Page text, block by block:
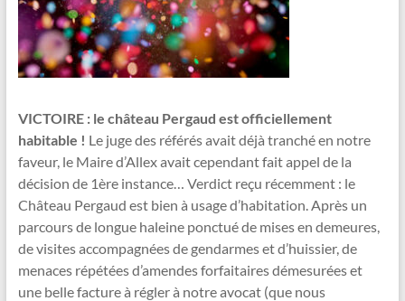
VICTOIRE : le château Pergaud est officiellement
habitable ! Le juge des référés avait déjà tranché en notre
faveur, le Maire d’Allex avait cependant fait appel de la
décision de 1ère instance… Verdict reçu récemment : le
Château Pergaud est bien à usage d’habitation. Après un
parcours de longue haleine ponctué de mises en demeures,
de visites accompagnées de gendarmes et d’huissier, de
menaces répétées d’amendes forfaitaires démesurées et
une belle facture à régler à notre avocat (que nous